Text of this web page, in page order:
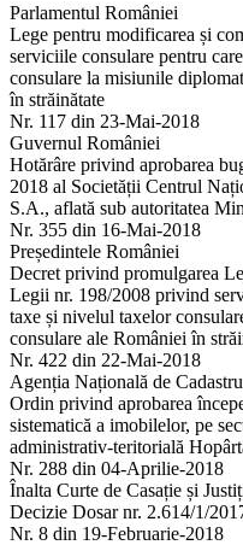
Parlamentul României
Lege pentru modificarea și
serviciile consulare pentru
consulare la misiunile
în străinătate
Nr. 117 din 23-Mai-2018
Guvernul României
Hotărâre privind aprobarea
2018 al Societății Centrul
S.A., aflată sub autoritatea
Nr. 355 din 16-Mai-2018
Președintele României
Decret privind promulgarea
Legii nr. 198/2008 privind
taxe și nivelul taxelor
consulare ale României în
Nr. 422 din 22-Mai-2018
Agenția Națională de
Ordin privind aprobarea
sistematică a imobilelor, pe
administrativ-teritorială
Nr. 288 din 04-Aprilie-2018
Înalta Curte de Casație și
Decizie Dosar nr. 2.614/1/
Nr. 8 din 19-Februarie-2018